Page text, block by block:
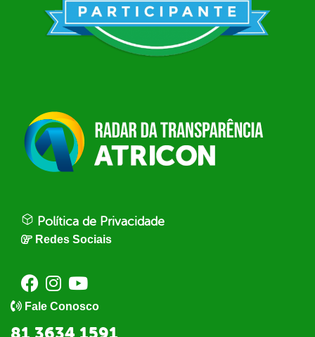
Política de Privacidade
Redes Sociais
Fale Conosco